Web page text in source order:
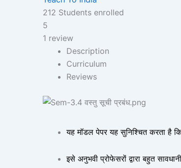
212 Students enrolled
5
1 review
Description
Curriculum
Reviews
यह मॉडल पेपर यह सुनिश्चित करता है
इसे अनुभवी प्रोफेसरों द्वारा बहुत